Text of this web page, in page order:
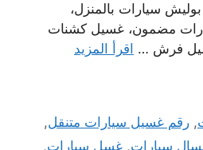
سيارات بالمنزل،
مضمون، غسيل كشنات
فرش …
اقرأ المزيد
,رقم غسيل سيارات متنقل,
سيارات, غسل سيارات,